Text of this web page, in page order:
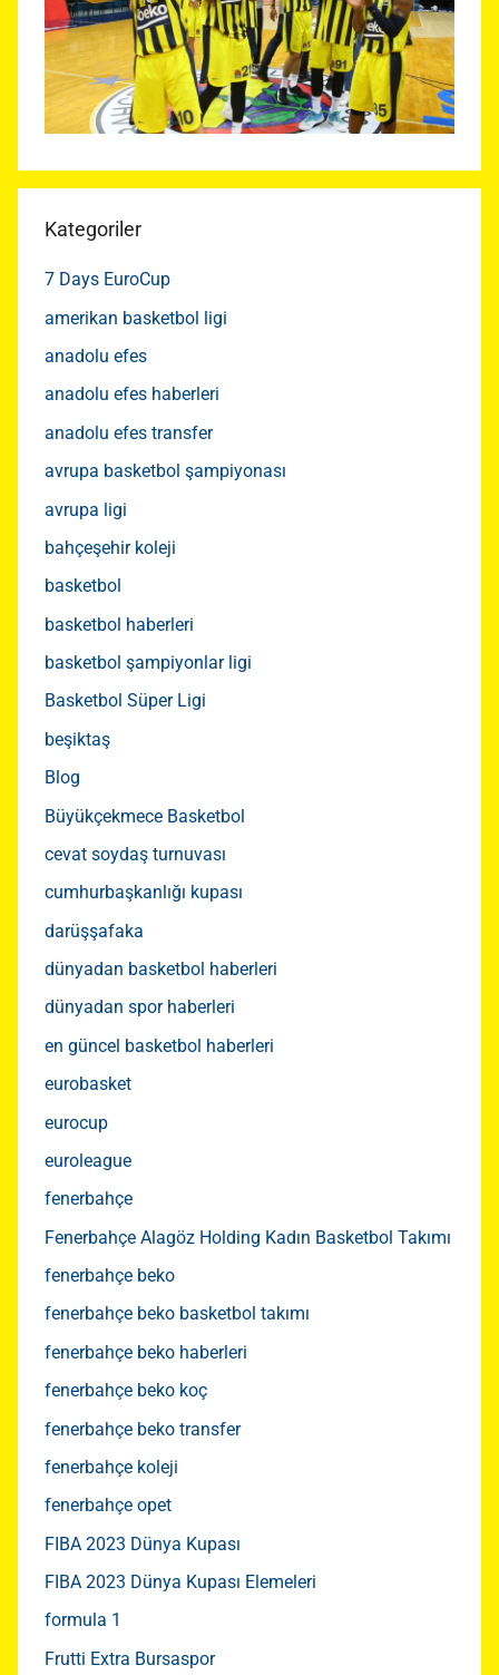
Kategoriler
7 Days EuroCup
amerikan basketbol ligi
anadolu efes
anadolu efes haberleri
anadolu efes transfer
avrupa basketbol şampiyonası
avrupa ligi
bahçeşehir koleji
basketbol
basketbol haberleri
basketbol şampiyonlar ligi
Basketbol Süper Ligi
beşiktaş
Blog
Büyükçekmece Basketbol
cevat soydaş turnuvası
cumhurbaşkanlığı kupası
darüşşafaka
dünyadan basketbol haberleri
dünyadan spor haberleri
en güncel basketbol haberleri
eurobasket
eurocup
euroleague
fenerbahçe
Fenerbahçe Alagöz Holding Kadın Basketbol Takımı
fenerbahçe beko
fenerbahçe beko basketbol takımı
fenerbahçe beko haberleri
fenerbahçe beko koç
fenerbahçe beko transfer
fenerbahçe koleji
fenerbahçe opet
FIBA 2023 Dünya Kupası
FIBA 2023 Dünya Kupası Elemeleri
formula 1
Frutti Extra Bursaspor